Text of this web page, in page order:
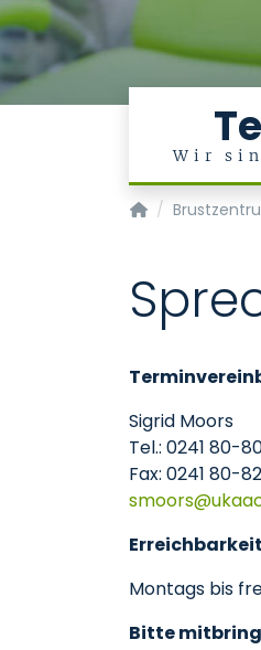
Wir
Klinik für
Sigrid Moors
Tel.: 0241 80-
Fax: 0241 80-
smoors
Montags bis
Bitte